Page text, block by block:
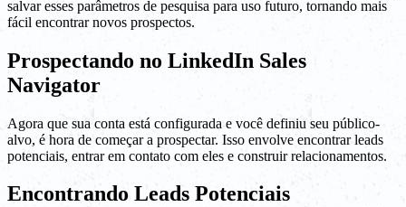
salvar esses parâmetros de pesquisa para uso futuro, tornando mais
fácil encontrar novos prospectos.
Prospectando no LinkedIn Sales
Navigator
Agora que sua conta está configurada e você definiu seu público-
alvo, é hora de começar a prospectar. Isso envolve encontrar leads
potenciais, entrar em contato com eles e construir relacionamentos.
Encontrando Leads Potenciais